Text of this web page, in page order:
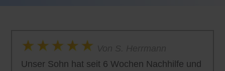
Unser Sohn hat seit 6 Wochen Nachhilfe und